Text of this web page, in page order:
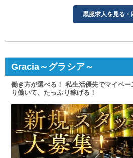
黒服求人を見る・
Gracia～グラシア～
働き方が選べる！ 私生活優先でマイペ
り働いて、たっぷり稼げる！